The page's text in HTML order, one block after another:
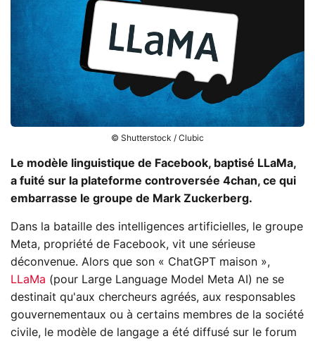
© Shutterstock / Clubic
Le modèle linguistique de Facebook, baptisé LLaMa,
a fuité sur la plateforme controversée 4chan, ce qui
embarrasse le groupe de Mark Zuckerberg.
Dans la bataille des intelligences artificielles, le groupe
Meta, propriété de Facebook, vit une sérieuse
déconvenue. Alors que son « ChatGPT maison »,
LLaMa (pour Large Language Model Meta AI) ne se
destinait qu'aux chercheurs agréés, aux responsables
gouvernementaux ou à certains membres de la société
civile, le modèle de langage a été diffusé sur le forum